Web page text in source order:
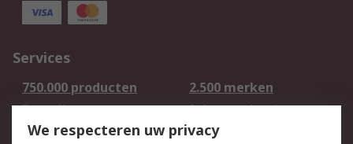
Services
750.000 producten
2.500 merken
Bestellen
Inkoopoplossingen
Retouren
Technisch advies
We respecteren uw privacy